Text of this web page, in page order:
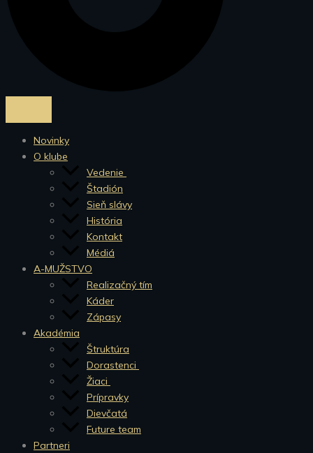
Novinky
O klube
Vedenie
Štadión
Sieň slávy
História
Kontakt
Médiá
A-MUŽSTVO
Realizačný tím
Káder
Zápasy
Akadémia
Štruktúra
Dorastenci
Žiaci
Prípravky
Dievčatá
Future team
Partneri